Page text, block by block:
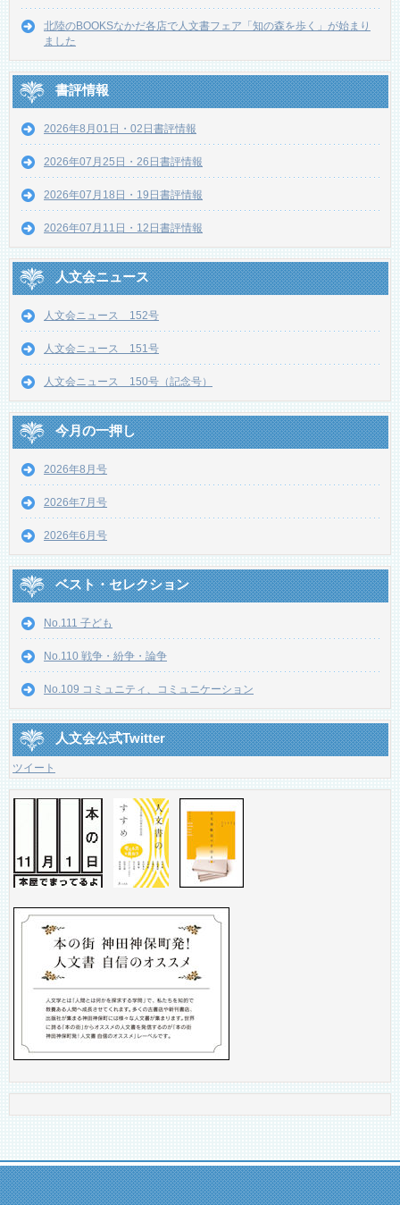
北陸のBOOKSなかだ各店で人文書フェア「知の森を歩く」が始まり
ました
書評情報
2026年8月01日・02日書評情報
2026年07月25日・26日書評情報
2026年07月18日・19日書評情報
2026年07月11日・12日書評情報
人文会ニュース
人文会ニュース 152号
人文会ニュース 151号
人文会ニュース 150号（記念号）
今月の一押し
2026年8月号
2026年7月号
2026年6月号
ベスト・セレクション
No.111 子ども
No.110 戦争・紛争・論争
No.109 コミュニティ、コミュニケーション
人文会公式Twitter
ツイート